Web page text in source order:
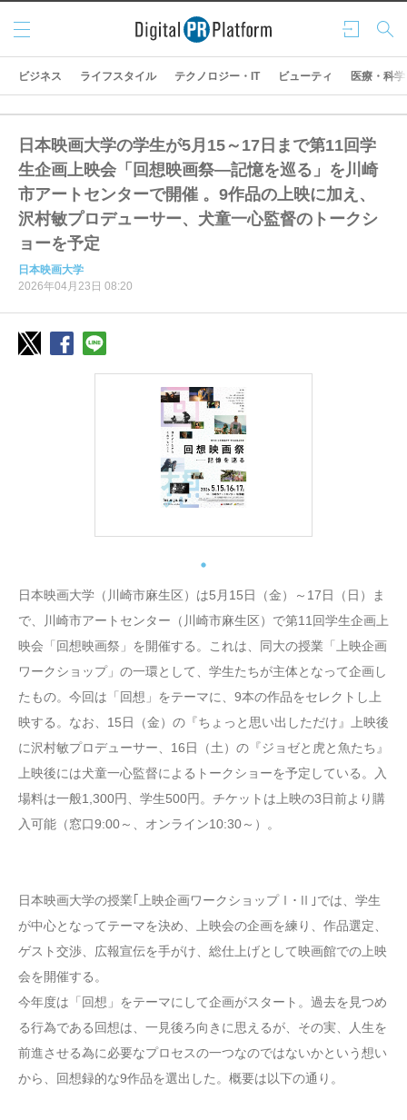
ログ
イン
検索
メニ
ュー
ビジネス ライフスタイル テクノロジー・IT ビューティ 医療・科学
日本映画大学の学生が5月15～17日まで第11回学
生企画上映会「回想映画祭―記憶を巡る」を川崎
市アートセンターで開催 。9作品の上映に加え、
沢村敏プロデューサー、犬童一心監督のトークシ
ョーを予定
日本映画大学
2026年04月23日 08:20
日本映画大学（川崎市麻生区）は5月15日（金）～17日（日）ま
で、川崎市アートセンター（川崎市麻生区）で第11回学生企画上
映会「回想映画祭」を開催する。これは、同大の授業「上映企画
ワークショップ」の一環として、学生たちが主体となって企画し
たもの。今回は「回想」をテーマに、9本の作品をセレクトし上
映する。なお、15日（金）の『ちょっと思い出しただけ』上映後
に沢村敏プロデューサー、16日（土）の『ジョゼと虎と魚たち』
上映後には犬童一心監督によるトークショーを予定している。入
場料は一般1,300円、学生500円。チケットは上映の3日前より購
入可能（窓口9:00～、オンライン10:30～）。
日本映画大学の授業｢上映企画ワークショップⅠ･Ⅱ｣では、学生
が中心となってテーマを決め、上映会の企画を練り、作品選定、
ゲスト交渉、広報宣伝を手がけ、総仕上げとして映画館での上映
会を開催する。
今年度は「回想」をテーマにして企画がスタート。過去を見つめ
る行為である回想は、一見後ろ向きに思えるが、その実、人生を
前進させる為に必要なプロセスの一つなのではないかという想い
から、回想録的な9作品を選出した。概要は以下の通り。